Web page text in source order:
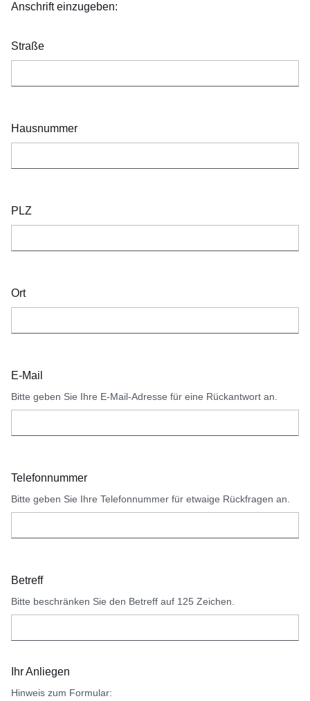
Anschrift einzugeben:
Straße
Hausnummer
PLZ
Ort
E-Mail
Bitte geben Sie Ihre E-Mail-Adresse für eine Rückantwort an.
Telefonnummer
Bitte geben Sie Ihre Telefonnummer für etwaige Rückfragen an.
Betreff
Bitte beschränken Sie den Betreff auf 125 Zeichen.
Ihr Anliegen
Hinweis zum Formular: